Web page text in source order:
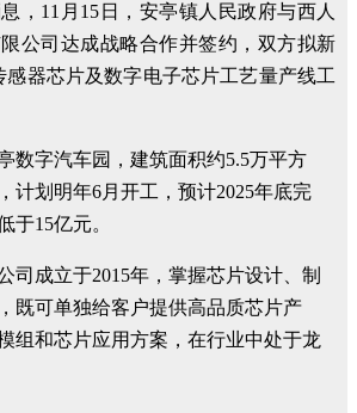
，11月15日，安亭镇人民政府与西人
公司达成战略合作并签约，双方拟新
感器芯片及数字电子芯片工艺量产线工
数字汽车园，建筑面积约5.5万平方
计划明年6月开工，预计2025年底完
于15亿元。
司成立于2015年，掌握芯片设计、制
既可单独给客户提供高品质芯片产
组和芯片应用方案，在行业中处于龙